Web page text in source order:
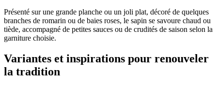
Présenté sur une grande planche ou un joli plat, décoré de quelques
branches de romarin ou de baies roses, le sapin se savoure chaud ou
tiède, accompagné de petites sauces ou de crudités de saison selon la
garniture choisie.
Variantes et inspirations pour renouveler
la tradition